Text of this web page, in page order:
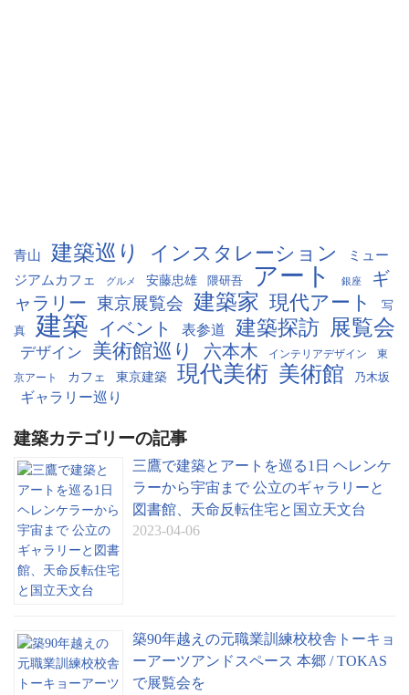
青山 建築巡り インスタレーション
ミュー
ジアムカフェ
グルメ 安藤忠雄 隈研吾 アート 銀座
ギ
ャラリー 東京展覧会 建築家 現代アート
写
真
建築 イベント 表参道 建築探訪 展覧会
デザイン 美術館巡り 六本木 インテリアデザイン
東
京アート
カフェ 東京建築 現代美術 美術館 乃木坂
ギャラリー巡り
建築カテゴリーの記事
三鷹で建築とアートを巡る1日 ヘレンケ
ラーから宇宙まで 公立のギャラリーと
図書館、天命反転住宅と国立天文台
2023-04-06
築90年越えの元職業訓練校校舎トーキョ
ーアーツアンドスペース 本郷 / TOKAS
で展覧会を